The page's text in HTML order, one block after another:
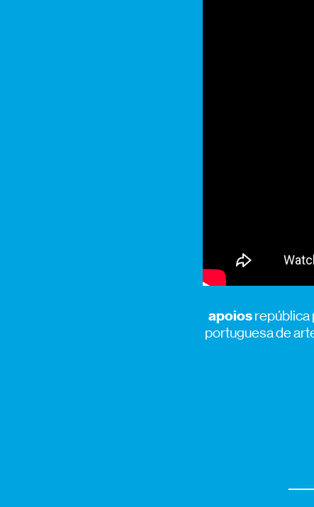
apoiosrepública
portuguesa de